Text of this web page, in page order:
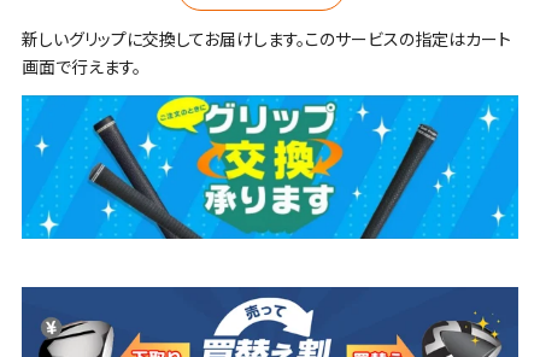
新しいグリップに交換してお届けします。このサービスの指定はカート
画面で行えます。